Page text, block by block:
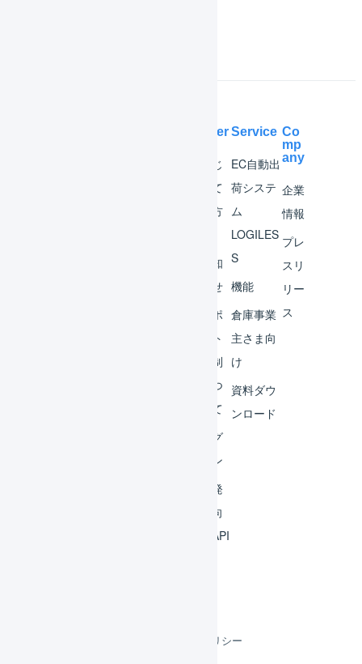
Help Center
はじ
めて
の方
お知
らせ
サポ
ート
体制
につ
いて
ログ
イン
開発
者向
けAPI
Service
EC自動出
荷システ
ム
LOGILES
S
機能
倉庫事業
主さま向
け
資料ダウ
ンロード
Co
mp
any
企業
情報
プレ
スリ
リー
ス
プライバシーポリシー